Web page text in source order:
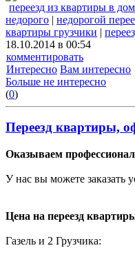
переезд из квартиры в дом
недорого | недорогой
квартиры грузчики |
18.10.2014 в 00:54
комментировать
Интересно Вам интересно
Больше не интересно
(0)
Переезд квартиры,
Оказываем
У нас вы можете заказать
Цена на переезд
Газель и 2 Грузчика: